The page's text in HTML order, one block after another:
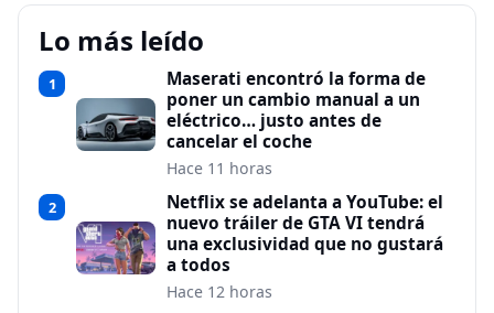
Lo más leído
1
Maserati encontró la forma de
poner un cambio manual a un
eléctrico… justo antes de
cancelar el coche
Hace 11 horas
2
Netflix se adelanta a YouTube: el
nuevo tráiler de GTA VI tendrá
una exclusividad que no gustará
a todos
Hace 12 horas